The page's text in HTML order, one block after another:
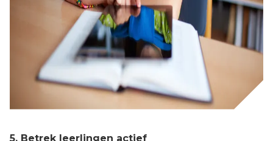
5. Betrek leerlingen actief